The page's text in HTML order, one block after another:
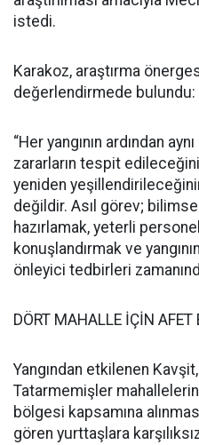
istedi.
Karakoz, araştırma
değerlendirmede bulundu:
“Her yangının ardından
zararların tespit
yeniden
değildir. Asıl görev;
hazırlamak, yeterli
konuşlandırmak ve
önleyici tedbirleri
DÖRT MAHALLE İÇİN AFET
Yangından etkilenen
Tatarmemişler
bölgesi kapsamına
gören yurttaşlara